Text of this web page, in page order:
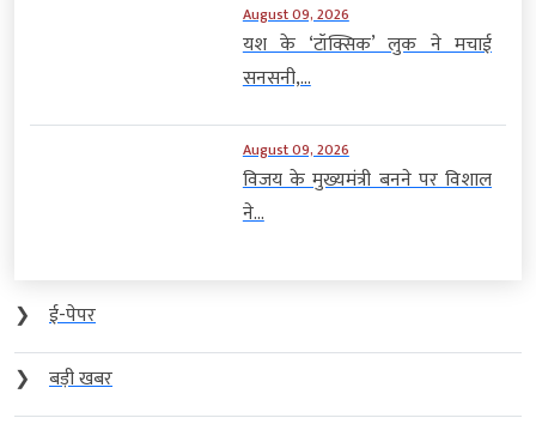
August 09, 2026
यश के ‘टॉक्सिक’ लुक ने मचाई
सनसनी,...
August 09, 2026
विजय के मुख्यमंत्री बनने पर विशाल
ने...
❯
ई-पेपर
❯
बड़ी खबर